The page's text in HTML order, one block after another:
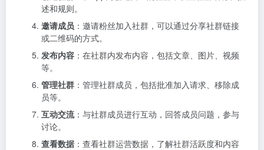
述和规则。
邀请成员 ：邀请粉丝加入社群，可以通过分享社群链接
或二维码的方式。
发布内容 ：在社群内发布内容，包括文章、图片、视频
等。
管理社群 ：管理社群成员，包括批准加入请求、移除成
员等。
互动交流：与社群成员进行互动，回答成员问题，参与
讨论。
查看数据 ：查看社群运营数据，了解社群活跃度和内容